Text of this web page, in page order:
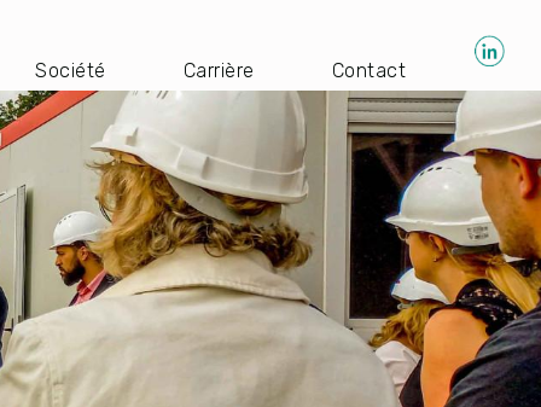
Société Carrière Contact